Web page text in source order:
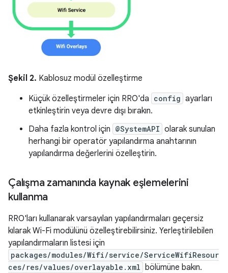
Şekil 2. Kablosuz modül özelleştirme
Küçük özelleştirmeler için RRO'da config ayarları
etkinleştirin veya devre dışı bırakın.
Daha fazla kontrol için @SystemAPI olarak sunulan
herhangi bir operatör yapılandırma anahtarının
yapılandırma değerlerini özelleştirin.
Çalışma zamanında kaynak eşlemelerini
kullanma
RRO'ları kullanarak varsayılan yapılandırmaları geçersiz
kılarak Wi-Fi modülünü özelleştirebilirsiniz. Yerleştirilebilen
yapılandırmaların listesi için
packages/modules/Wifi/service/ServiceWifiResour
ces/res/values/overlayable.xml
bölümüne bakın.